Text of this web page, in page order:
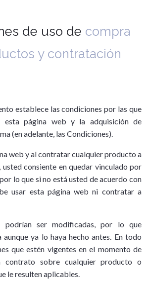
de uso de compra
y contratación
establece las condiciones por las que
página web y la adquisición de
(en adelante, las Condiciones).
web y al contratar cualquier producto a
usted consiente en quedar vinculado por
lo que si no está usted de acuerdo con
usar esta página web ni contratar a
podrían ser modificadas, por lo que
ya lo haya hecho antes. En todo
que estén vigentes en el momento de
contrato sobre cualquier producto o
le resulten aplicables.